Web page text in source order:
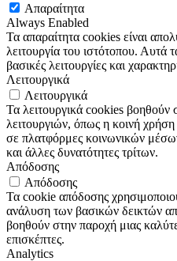
Απαραίτητα
Always Enabled
Τα απαραίτητα cookies είναι
λειτουργία του ιστότοπου.
βασικές λειτουργίες και
Λειτουργικά
Λειτουργικά
Τα λειτουργικά cookies βοηθούν
λειτουργιών, όπως η κοινή
σε πλατφόρμες κοινωνικών
και άλλες δυνατότητες τρίτων.
Απόδοσης
Απόδοσης
Τα cookie απόδοσης
ανάλυση των βασικών δεικτών
βοηθούν στην παροχή μιας
επισκέπτες.
Analytics